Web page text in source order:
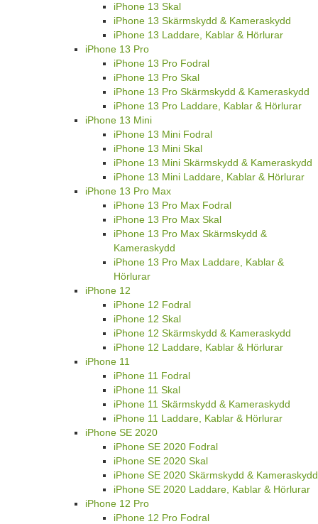
iPhone 13 Skal
iPhone 13 Skärmskydd & Kameraskydd
iPhone 13 Laddare, Kablar & Hörlurar
iPhone 13 Pro
iPhone 13 Pro Fodral
iPhone 13 Pro Skal
iPhone 13 Pro Skärmskydd & Kameraskydd
iPhone 13 Pro Laddare, Kablar & Hörlurar
iPhone 13 Mini
iPhone 13 Mini Fodral
iPhone 13 Mini Skal
iPhone 13 Mini Skärmskydd & Kameraskydd
iPhone 13 Mini Laddare, Kablar & Hörlurar
iPhone 13 Pro Max
iPhone 13 Pro Max Fodral
iPhone 13 Pro Max Skal
iPhone 13 Pro Max Skärmskydd &
Kameraskydd
iPhone 13 Pro Max Laddare, Kablar &
Hörlurar
iPhone 12
iPhone 12 Fodral
iPhone 12 Skal
iPhone 12 Skärmskydd & Kameraskydd
iPhone 12 Laddare, Kablar & Hörlurar
iPhone 11
iPhone 11 Fodral
iPhone 11 Skal
iPhone 11 Skärmskydd & Kameraskydd
iPhone 11 Laddare, Kablar & Hörlurar
iPhone SE 2020
iPhone SE 2020 Fodral
iPhone SE 2020 Skal
iPhone SE 2020 Skärmskydd & Kameraskydd
iPhone SE 2020 Laddare, Kablar & Hörlurar
iPhone 12 Pro
iPhone 12 Pro Fodral